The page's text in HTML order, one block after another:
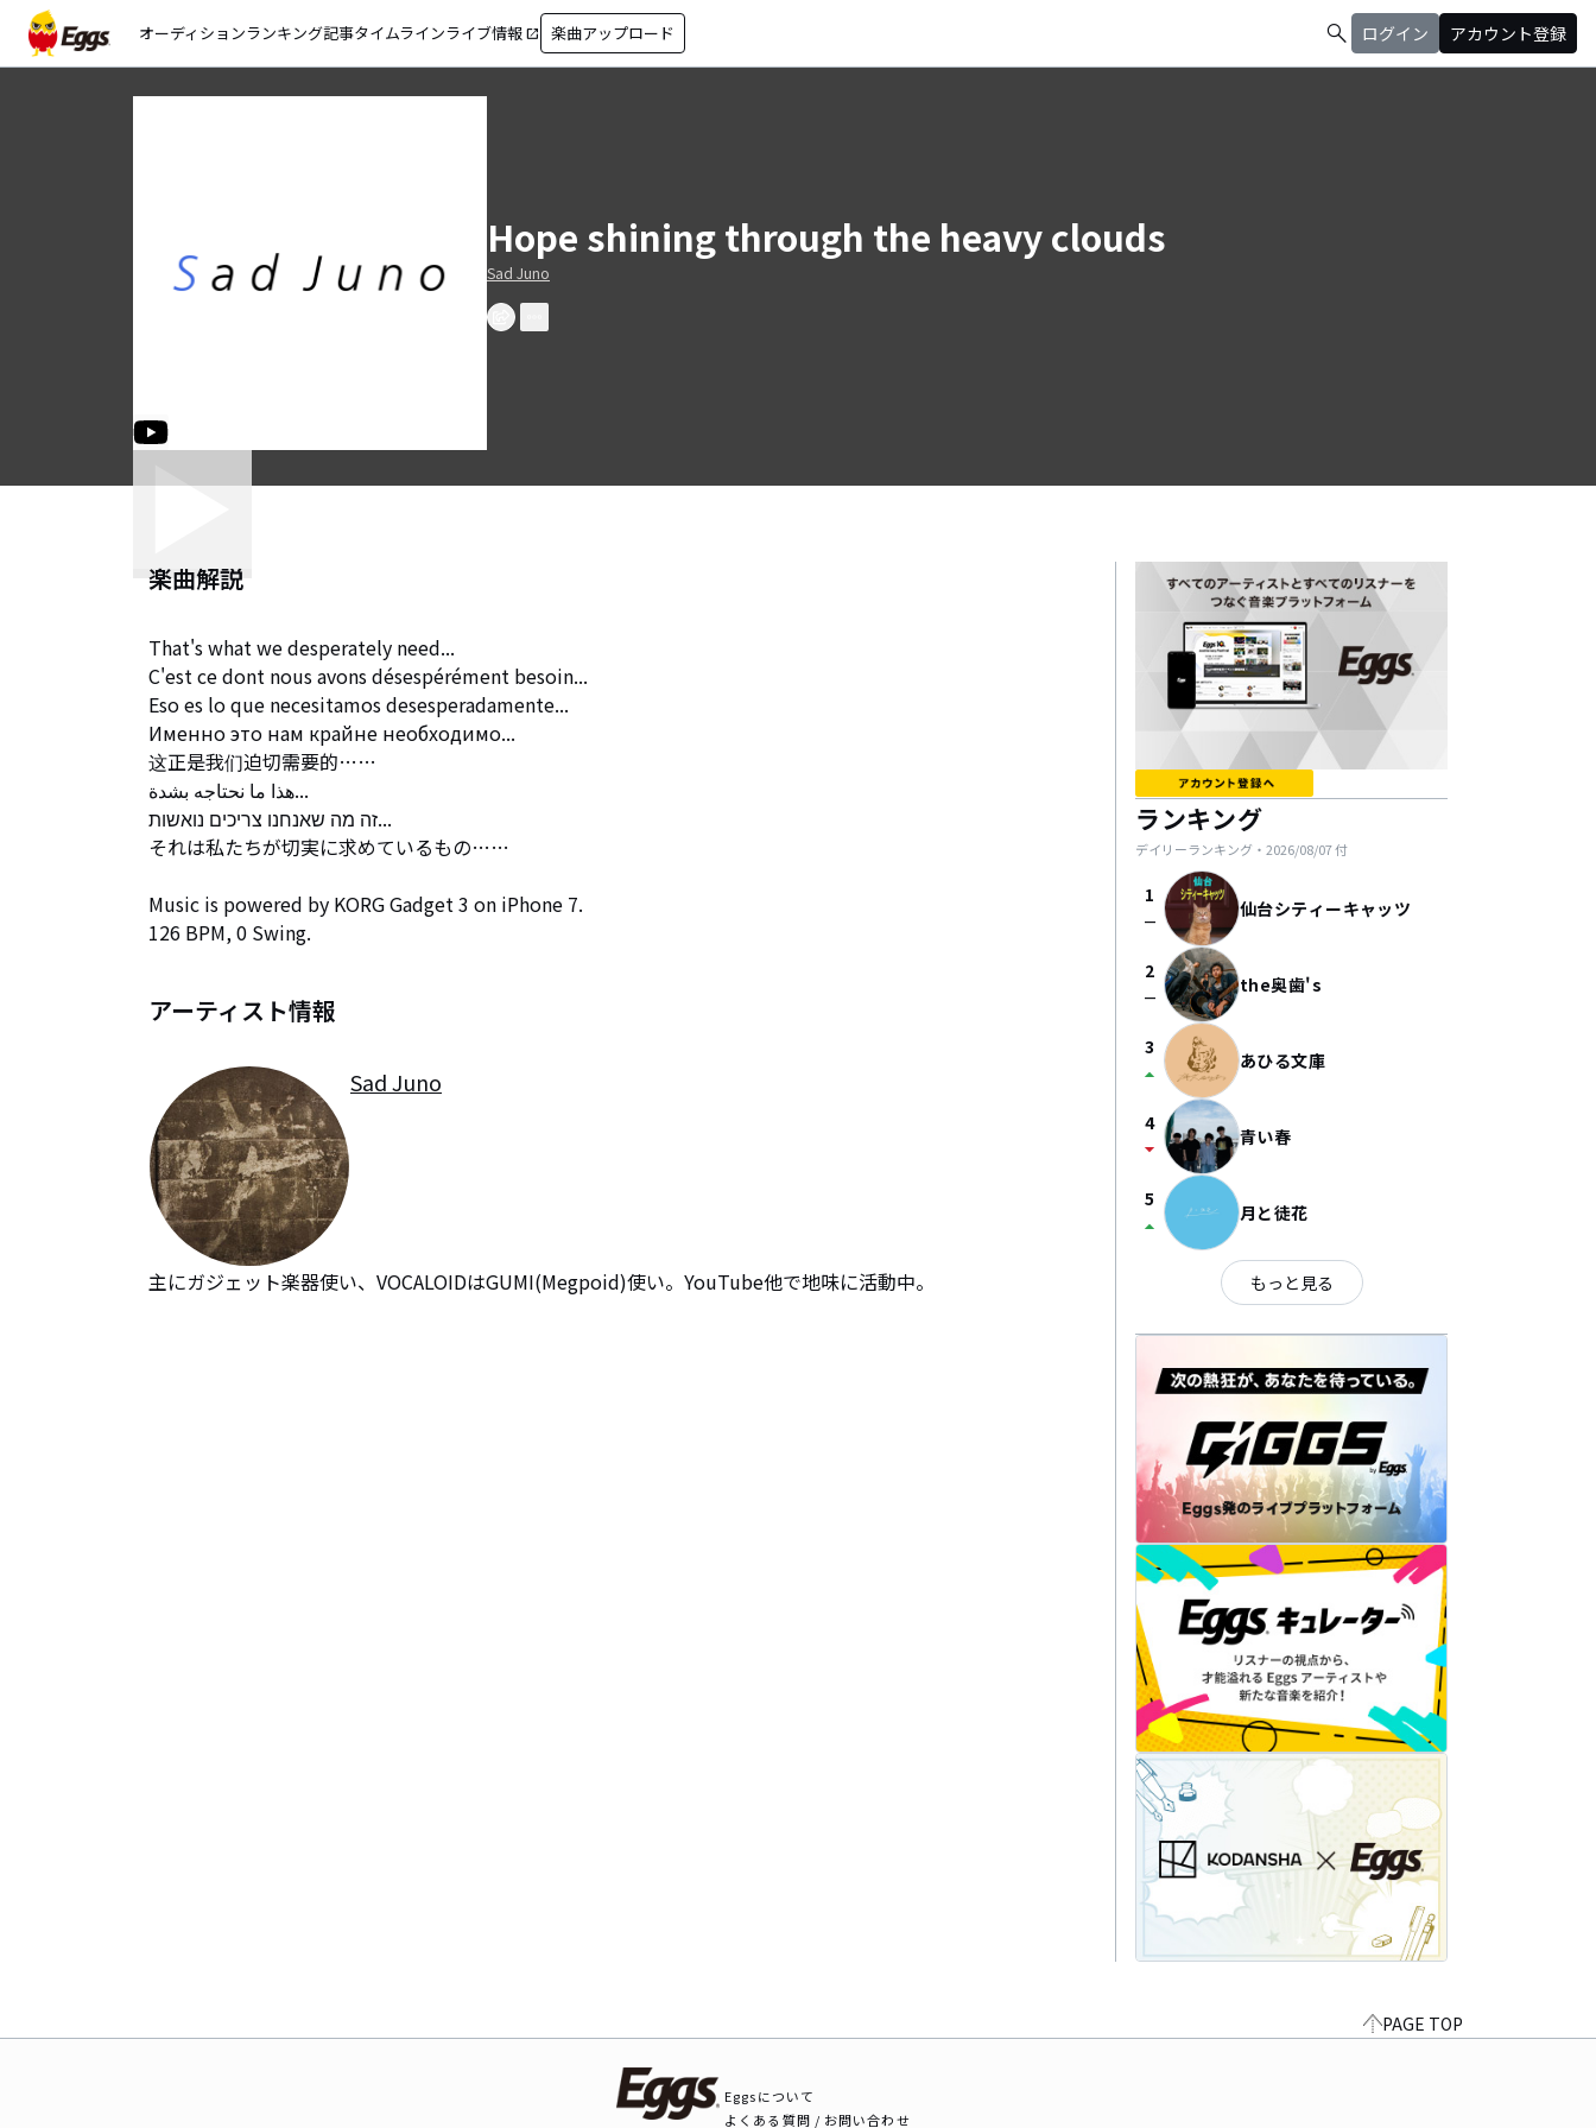
オーディションランキング記事タイムラインライブ情報 open_in_new 楽曲アップロード search ログイン アカウント登録
Hope shining through the heavy clouds
Sad Juno
楽曲解説
That's what we desperately need...
C'est ce dont nous avons désespérément besoin...
Eso es lo que necesitamos desesperadamente...
Именно это нам крайне необходимо...
这正是我们迫切需要的……
هذا ما نحتاجه بشدة...
זה מה שאנחנו צריכים נואשות...
それは私たちが切実に求めているもの……
Music is powered by KORG Gadget 3 on iPhone 7.
126 BPM, 0 Swing.
アーティスト情報
Sad Juno
主にガジェット楽器使い、VOCALOIDはGUMI(Megpoid)使い。YouTube他で地味に活動中。
ランキング
デイリーランキング・ 2026/08/07付
1
check_indeterminate_small 仙台シティーキャッツ
2
check_indeterminate_small the奥歯's
3
arrow_drop_up あひる文庫
4
arrow_drop_down 青い春
5
arrow_drop_up 月と徒花
もっと見る
PAGE TOP
Eggsについて
よくある質問 / お問い合わせ